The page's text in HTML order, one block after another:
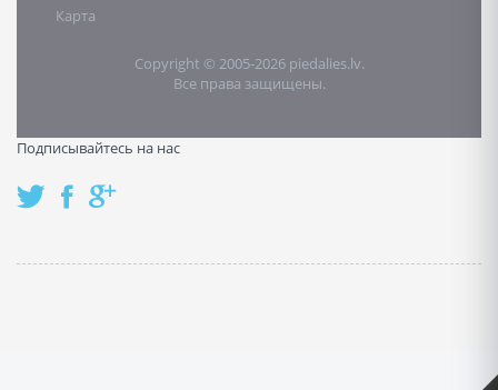
Карта
Copyright © 2005-2026 piedalies.lv.
Все права защищены.
Подписывайтесь на нас